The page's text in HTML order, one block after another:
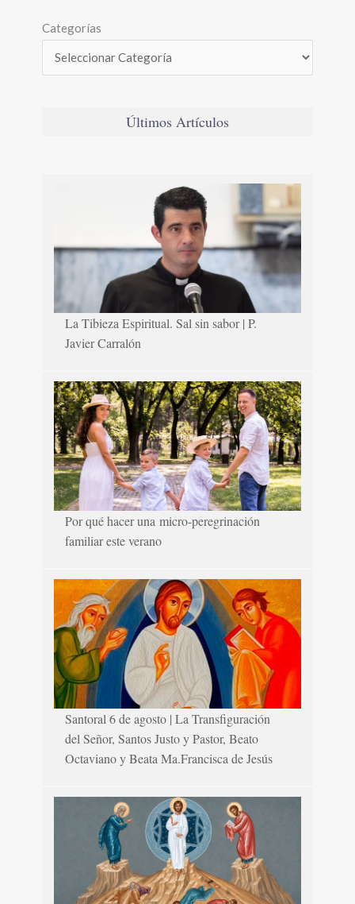
Categorías
Últimos Artículos
La Tibieza Espiritual. Sal sin sabor | P.
Javier Carralón
Por qué hacer una micro-peregrinación
familiar este verano
Santoral 6 de agosto | La Transfiguración
del Señor, Santos Justo y Pastor, Beato
Octaviano y Beata Ma.Francisca de Jesús